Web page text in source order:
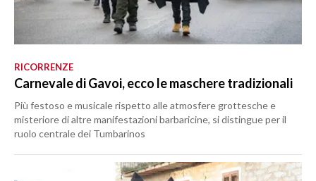
RICORRENZE
Carnevale di Gavoi, ecco le maschere tradizionali
Più festoso e musicale rispetto alle atmosfere grottesche e
misteriore di altre manifestazioni barbaricine, si distingue per il
ruolo centrale dei Tumbarinos